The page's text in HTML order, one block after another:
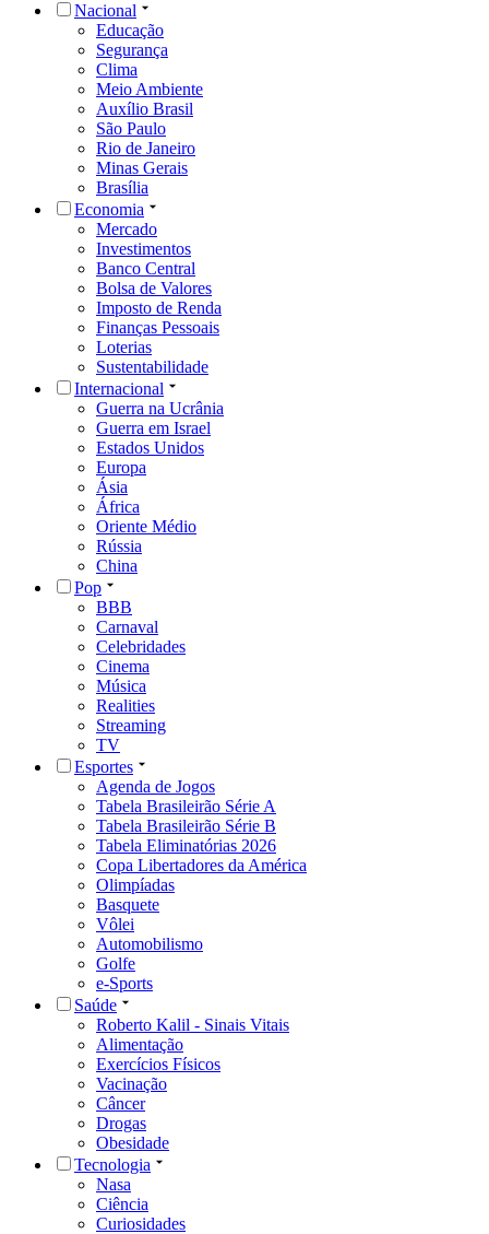
Nacional
Educação
Segurança
Clima
Meio Ambiente
Auxílio Brasil
São Paulo
Rio de Janeiro
Minas Gerais
Brasília
Economia
Mercado
Investimentos
Banco Central
Bolsa de Valores
Imposto de Renda
Finanças Pessoais
Loterias
Sustentabilidade
Internacional
Guerra na Ucrânia
Guerra em Israel
Estados Unidos
Europa
Ásia
África
Oriente Médio
Rússia
China
Pop
BBB
Carnaval
Celebridades
Cinema
Música
Realities
Streaming
TV
Esportes
Agenda de Jogos
Tabela Brasileirão Série A
Tabela Brasileirão Série B
Tabela Eliminatórias 2026
Copa Libertadores da América
Olimpíadas
Basquete
Vôlei
Automobilismo
Golfe
e-Sports
Saúde
Roberto Kalil - Sinais Vitais
Alimentação
Exercícios Físicos
Vacinação
Câncer
Drogas
Obesidade
Tecnologia
Nasa
Ciência
Curiosidades